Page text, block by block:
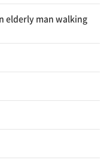
elderly man walking